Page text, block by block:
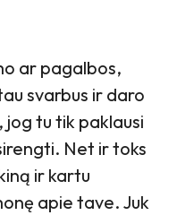
ar pagalbos,
svarbus ir daro
tu tik paklausi
Net ir toks
ir kartu
apie tave. Juk